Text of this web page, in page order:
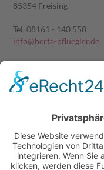
85354 Freising
Tel. 08161 - 140 558
info@herta-pfluegler.de
Berufsbezeichnung:
Therapeutin für
Schmerztherapeutin
Psychotherapie:
Eine Erlaubnis, die
die Ausübung
(Heilpraktikergesetz)